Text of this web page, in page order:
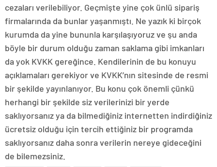
cezaları verilebiliyor. Geçmişte yine çok ünlü sipariş
firmalarında da bunlar yaşanmıştı. Ne yazık ki birçok
kurumda da yine bununla karşılaşıyoruz ve şu anda
böyle bir durum olduğu zaman saklama gibi imkanları
da yok KVKK gereğince. Kendilerinin de bu konuyu
açıklamaları gerekiyor ve KVKK’nın sitesinde de resmi
bir şekilde yayınlanıyor. Bu konu çok önemli çünkü
herhangi bir şekilde siz verilerinizi bir yerde
saklıyorsanız ya da bilmediğiniz internetten indirdiğiniz
ücretsiz olduğu için tercih ettiğiniz bir programda
saklıyorsanız daha sonra verilerin nereye gideceğini
de bilemezsiniz.